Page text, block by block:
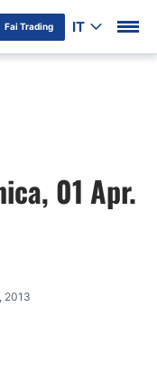
Fai Trading IT
01 Apr.
2013